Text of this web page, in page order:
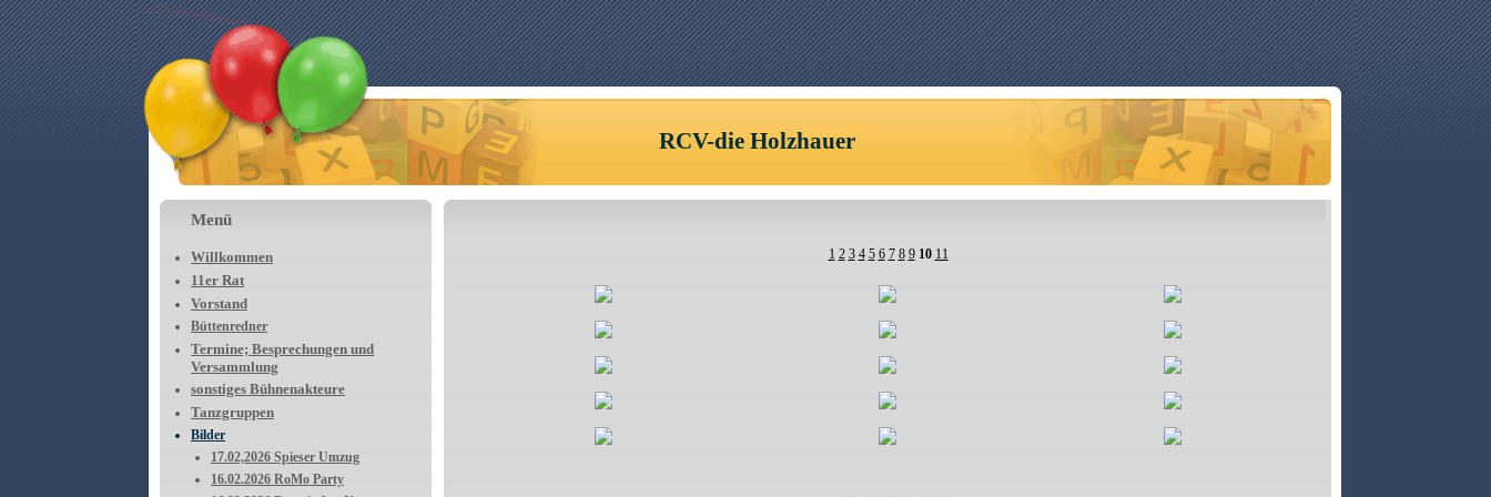
RCV-die Holzhauer
Menü
Willkommen
11er Rat
Vorstand
Büttenredner
Termine; Besprechungen und
Versammlung
sonstiges Bühnenakteure
Tanzgruppen
Bilder
17.02,2026 Spieser Umzug
16.02.2026 RoMo Party
1 2 3 4 5 6 7 8 9 10 11